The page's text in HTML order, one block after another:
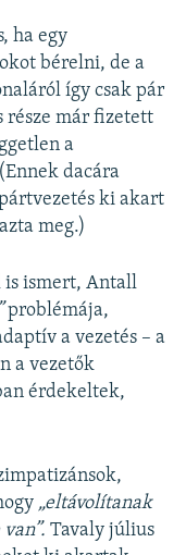
ha egy
bérelni, de a
így csak pár
része már fizetett
a
dacára
ki akart
meg.)
is ismert, Antall
problémája,
a vezetés – a
a vezetők
érdekeltek,
„eltávolítanak
Tavaly július